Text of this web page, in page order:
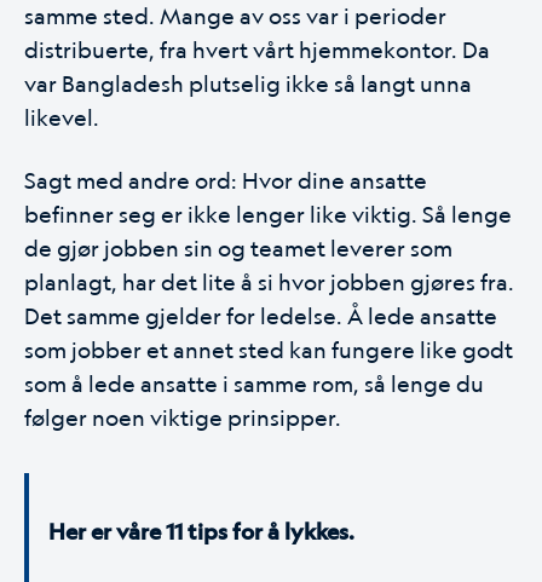
samme sted. Mange av oss var i perioder
distribuerte, fra hvert vårt hjemmekontor. Da
var Bangladesh plutselig ikke så langt unna
likevel.
Sagt med andre ord: Hvor dine ansatte
befinner seg er ikke lenger like viktig. Så lenge
de gjør jobben sin og teamet leverer som
planlagt, har det lite å si hvor jobben gjøres fra.
Det samme gjelder for ledelse. Å lede ansatte
som jobber et annet sted kan fungere like godt
som å lede ansatte i samme rom, så lenge du
følger noen viktige prinsipper.
Her er våre 11 tips for å lykkes.